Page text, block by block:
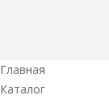
Главная
Каталог